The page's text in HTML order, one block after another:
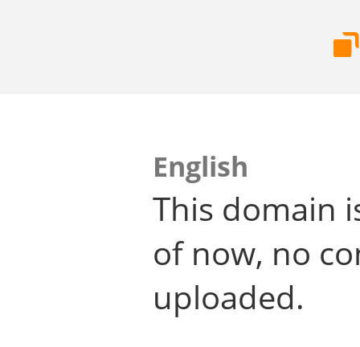
English
This domain
of now, no
uploaded.